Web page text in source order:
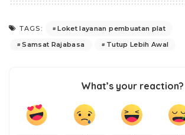
TAGS:
Loket layanan pembuatan plat
Samsat Rajabasa
Tutup Lebih Awal
What’s your reaction?